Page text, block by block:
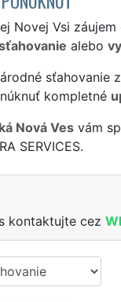
Novej Vsi
alebo
sťahovanie
kompletné
Nová Vesvám
SERVICES.
kontaktujte cez